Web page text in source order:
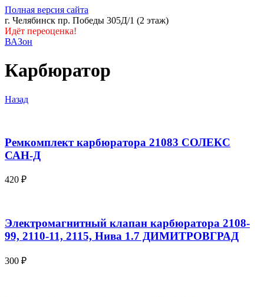
Полная версия сайта
г. Челябинск пр. Победы 305Д/1 (2 этаж)
Идёт переоценка!
ВАЗон
Карбюратор
Назад
Ремкомплект карбюратора 21083 СОЛЕКС
САН-Д
420 ₽
Электромагнитный клапан карбюратора 2108-
99, 2110-11, 2115, Нива 1.7 ДИМИТРОВГРАД
300 ₽